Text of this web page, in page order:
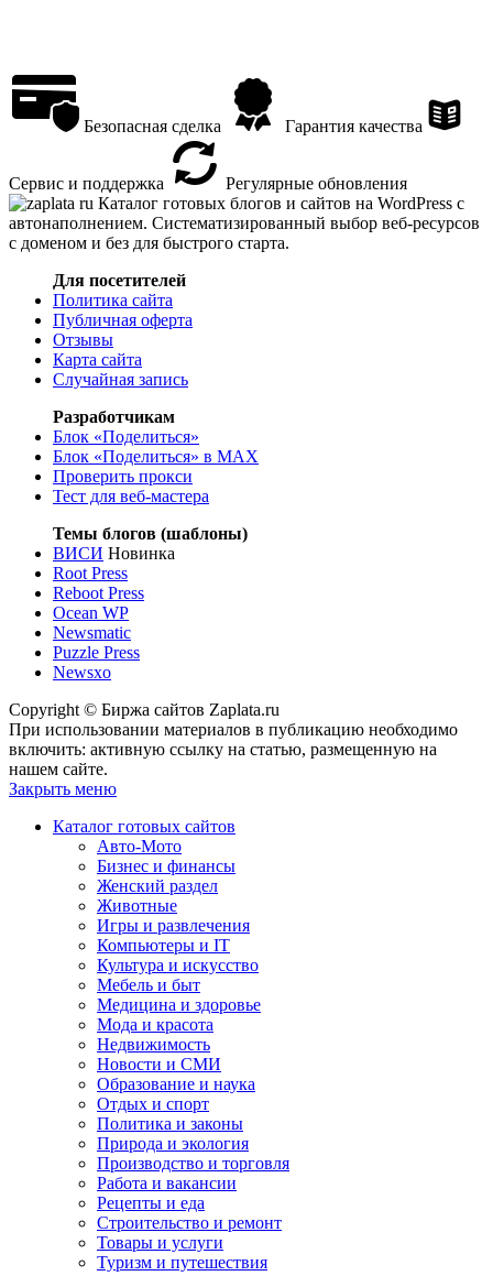
Безопасная сделка Гарантия качества
Сервис и поддержка
Регулярные обновления
Каталог готовых блогов и сайтов на WordPress с
автонаполнением. Систематизированный выбор веб-ресурсов
с доменом и без для быстрого старта.
Для посетителей
Политика сайта
Публичная оферта
Отзывы
Карта сайта
Случайная запись
Разработчикам
Блок «Поделиться»
Блок «Поделиться» в MAX
Проверить прокси
Тест для веб-мастера
Темы блогов (шаблоны)
ВИСИ Новинка
Root Press
Reboot Press
Ocean WP
Newsmatic
Puzzle Press
Newsxo
Copyright © Биржа сайтов Zaplata.ru
При использовании материалов в публикацию необходимо
включить: активную ссылку на статью, размещенную на
нашем сайте.
Закрыть меню
Каталог готовых сайтов
Авто-Мото
Бизнес и финансы
Женский раздел
Животные
Игры и развлечения
Компьютеры и IT
Культура и искусство
Мебель и быт
Медицина и здоровье
Мода и красота
Недвижимость
Новости и СМИ
Образование и наука
Отдых и спорт
Политика и законы
Природа и экология
Производство и торговля
Работа и вакансии
Рецепты и еда
Строительство и ремонт
Товары и услуги
Туризм и путешествия